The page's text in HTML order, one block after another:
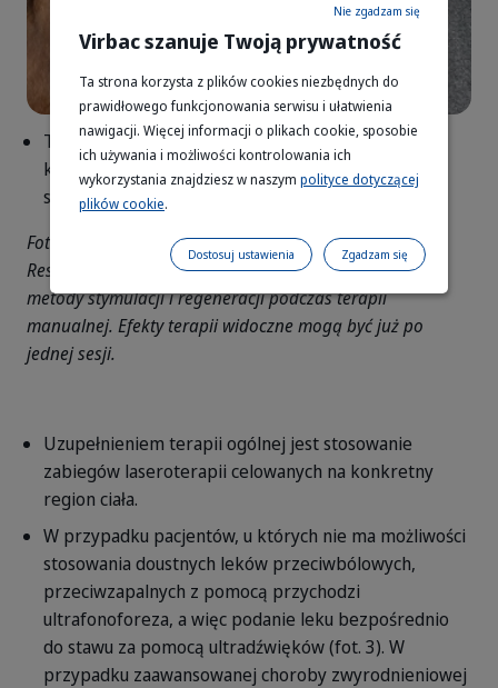
Choroba zwyrodnieniowa stawów u
Fot.1_poprawione
Fot.2_poprawione
TECAR (Capacitive and Resistive Energy Transfer),
który jest bezpieczną, nieinwazyjną metodą
stymulacji i regeneracji (fot. 2).
Fot. 2. Wykorzystanie terapii TECAR (Capacitive and
Resistive Energy Transfer) bezpiecznej, nieinwazyjnej
metody stymulacji i regeneracji podczas terapii
manualnej. Efekty terapii widoczne mogą być już po
jednej sesji.
Uzupełnieniem terapii ogólnej jest stosowanie
zabiegów laseroterapii celowanych na konkretny
region ciała.
W przypadku pacjentów, u których nie ma możliwości
stosowania doustnych leków przeciwbólowych,
przeciwzapalnych z pomocą przychodzi
ultrafonoforeza, a więc podanie leku bezpośrednio
do stawu za pomocą ultradźwięków (fot. 3). W
przypadku zaawansowanej choroby zwyrodnieniowej
Fot.3 (1)
360110_Bag_HPM-J-1_dog-
309953_Jar_Movoflex_S-
Virbac szanuje Twoją prywatność
Ta strona korzysta z plików cookies niezbędnych do
prawidłowego funkcjonowania serwisu i ułatwienia
nawigacji. Więcej informacji o plikach cookie, sposobie
ich używania i możliwości kontrolowania ich
wykorzystania znajdziesz w naszym polityce dotyczącej
plików cookie.
Nie zgadzam się
Zgadzam się
Dostosuj ustawienia